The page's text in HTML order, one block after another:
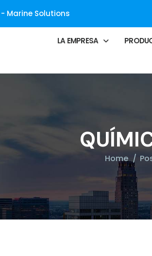
- Marine Solutions
LA EMPRESA
Home